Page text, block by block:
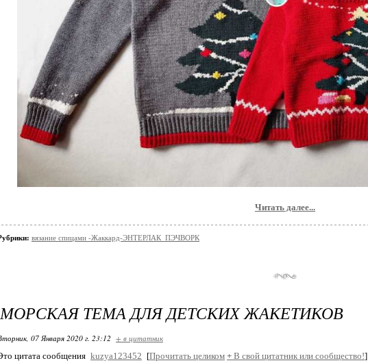
Читать далее...
вязание спицами -Жаккард-ЭНТЕРЛАК_ПЭЧВОРК
МОРСКАЯ ТЕМА ДЛЯ ДЕТСКИХ ЖАКЕТИКОВ
07 Января 2020 г. 23:12 + в цитатник
цитата сообщения kuzya123452 [Прочитать целиком + В свой цитатник или сообщество!]